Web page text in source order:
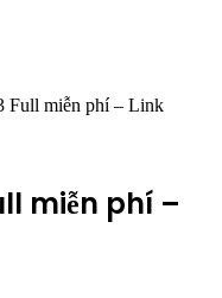
Full miễn phí – Link
miễn phí –